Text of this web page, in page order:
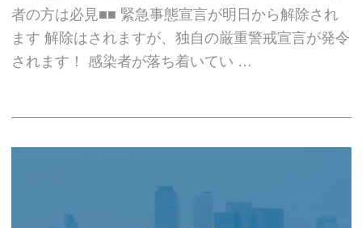
者の方は必見■■ 緊急事態宣言が明日から解除され
ます 解除はされますが、独自の厳重警戒宣言が発令
されます！ 感染者が落ち着いてい …